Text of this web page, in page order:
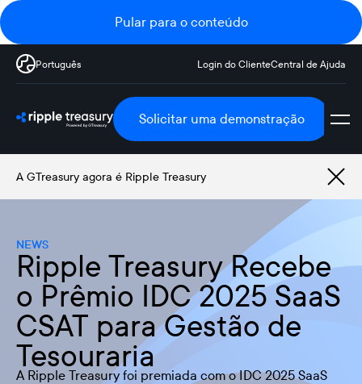
Pular para o conteúdo
Português Login do ClienteCentral de Ajuda
Solicitar uma demonstração
A GTreasury agora é Ripple Treasury
NEWS
Ripple Treasury Recebe
o Prêmio IDC 2025 SaaS
CSAT para Gestão de
Tesouraria
A Ripple Treasury foi premiada com o IDC 2025 SaaS